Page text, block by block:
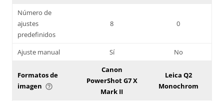
Número de
ajustes
predefinidos
8 0
Ajuste manual Sí No
Formatos de
imagen help_outline
Canon
PowerShot G7 X
Mark II
Leica Q2
Monochrom